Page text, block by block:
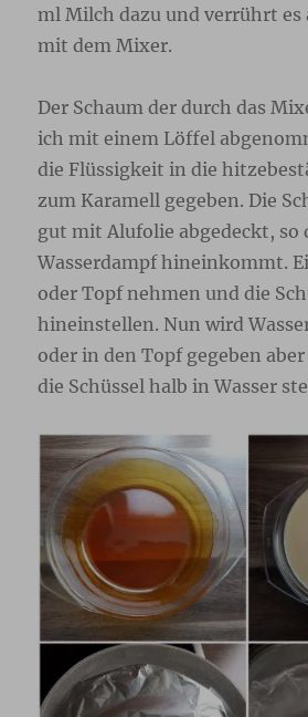
ml Milch dazu und verrührt es
mit dem Mixer.
Der Schaum der durch das
ich mit einem Löffel
die Flüssigkeit in die
zum Karamell gegeben. Die
gut mit Alufolie abgedeckt, so
Wasserdampf hineinkommt.
oder Topf nehmen und die
hineinstellen. Nun wird
oder in den Topf gegeben
die Schüssel halb in Wasser